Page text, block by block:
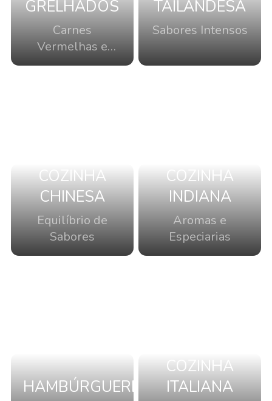
GRELHADOS
Carnes
Vermelhas e
Brancas
TAILANDESA
Sabores Intensos
COZINHA
CHINESA
Equilíbrio de
Sabores
COZINHA
INDIANA
Aromas e
Especiarias
HAMBÚRGUERES
COZINHA
ITALIANA